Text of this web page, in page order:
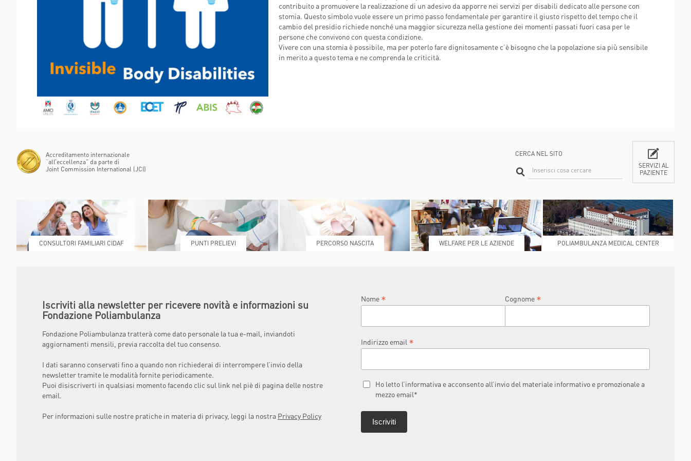
POLIAMBULANZA MEDICAL
INDICAZIONI PER IL MEDICO
PRESCRITTORE
E PER IL PAZIENTE
TESSUTI
HORIZON 2020 - DR-BOB
HORIZON 2020 - HIPGEN
LIFESAVER
contribuito a promuovere la realizzazione di un adesivo da apporre nei servizi per disabili dedicato alle persone con
stomia. Questo simbolo vuole essere un primo passo fondamentale per garantire il giusto rispetto del tempo che il
cambio del presidio richiede nonché una maggior sicurezza nella gestione dei momenti passati fuori casa per le
persone che convivono con questa condizione.
Vivere con una stomia è possibile, ma per poterlo fare dignitosamente c’è bisogno che la popolazione sia più sensibile
in merito a questo tema e ne comprenda le criticità.
Accreditamento internazionale
“all’eccellenza” da parte di
Joint Commission International (JCI)
SERVIZI AL
PAZIENTE
CONTATTI
CERCA NEL SITO
CONSULTORI FAMILIARI CIDAF PUNTI PRELIEVI PERCORSO NASCITA WELFARE PER LE AZIENDE
POLIAMBULANZA MEDICAL CENTER
Iscriviti alla newsletter per ricevere novità e informazioni su
Fondazione Poliambulanza
Fondazione Poliambulanza tratterà come dato personale la tua e-mail, inviandoti
aggiornamenti mensili, previa raccolta del tuo consenso.
I dati saranno conservati fino a quando non richiederai di interrompere l’invio della
newsletter tramite le modalità fornite periodicamente.
Puoi disiscriverti in qualsiasi momento facendo clic sul link nel piè di pagina delle nostre
email.
Per informazioni sulle nostre pratiche in materia di privacy, leggi la nostra Privacy Policy
Nome * Cognome *
Indirizzo email *
Ho letto l’informativa e acconsento all’invio del materiale informativo e promozionale a
mezzo email*